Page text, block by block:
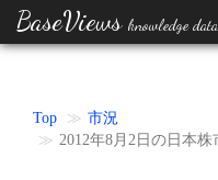
BaseViews knowledge
Top
市況
2012年8月2日の日本